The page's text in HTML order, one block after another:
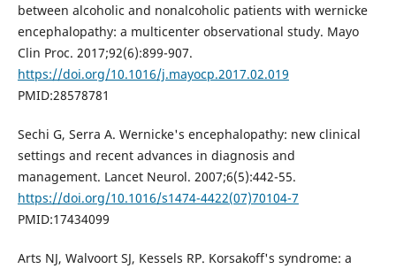
between alcoholic and nonalcoholic patients with wernicke
encephalopathy: a multicenter observational study. Mayo
Clin Proc. 2017;92(6):899-907.
https://doi.org/10.1016/j.mayocp.2017.02.019
PMID:28578781
Sechi G, Serra A. Wernicke's encephalopathy: new clinical
settings and recent advances in diagnosis and
management. Lancet Neurol. 2007;6(5):442-55.
https://doi.org/10.1016/s1474-4422(07)70104-7
PMID:17434099
Arts NJ, Walvoort SJ, Kessels RP. Korsakoff's syndrome: a